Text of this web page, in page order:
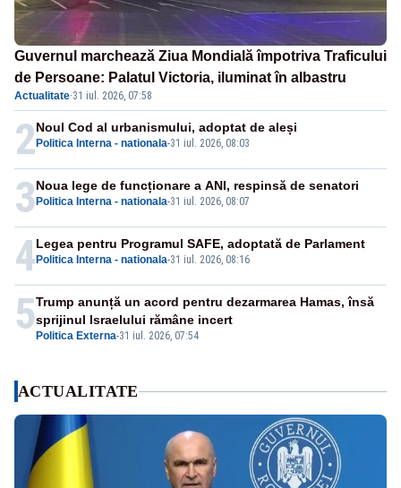
Guvernul marchează Ziua Mondială împotriva Traficului
de Persoane: Palatul Victoria, iluminat în albastru
Actualitate·31 iul. 2026, 07:58
2 Politica Interna - nationala-31 iul. 2026, 08:03
Noul Cod al urbanismului, adoptat de aleși
3 Politica Interna - nationala-31 iul. 2026, 08:07
Noua lege de funcționare a ANI, respinsă de senatori
4 Politica Interna - nationala-31 iul. 2026, 08:16
Legea pentru Programul SAFE, adoptată de Parlament
5 Politica Externa-31 iul. 2026, 07:54
Trump anunță un acord pentru dezarmarea Hamas, însă
sprijinul Israelului rămâne incert
ACTUALITATE